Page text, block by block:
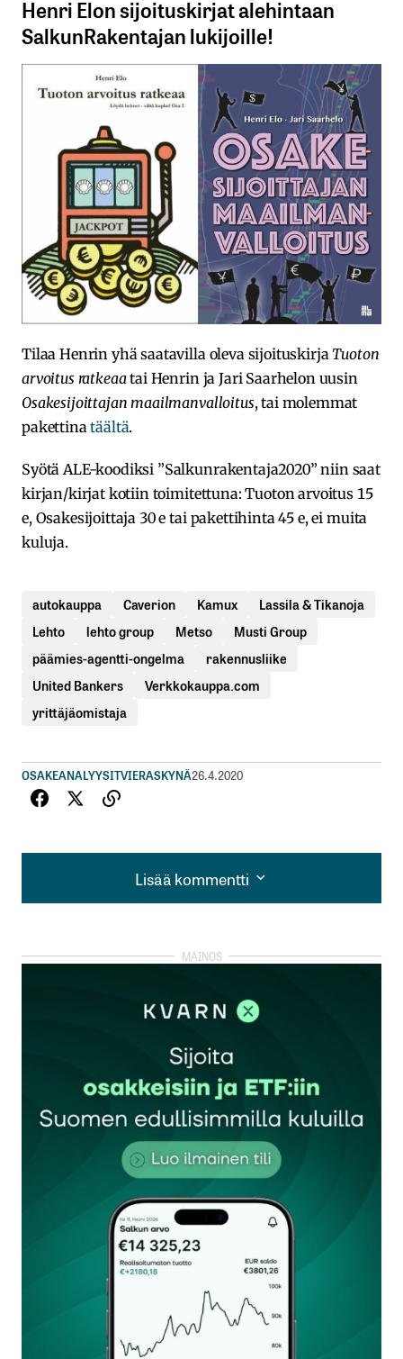
Henri Elon sijoituskirjat alehintaan
SalkunRakentajan lukijoille!
Tilaa Henrin yhä saatavilla oleva sijoituskirja Tuoton
arvoitus ratkeaatai Henrin ja Jari Saarhelon uusin
Osakesijoittajan maailmanvalloitus, tai molemmat
pakettinatäältä.
Syötä ALE-koodiksi ”Salkunrakentaja2020” niin saat
kirjan/kirjat kotiin toimitettuna: Tuoton arvoitus 15
e, Osakesijoittaja 30 e tai pakettihinta 45 e, ei muita
kuluja.
autokauppa Caverion Kamux
Lassila & Tikanoja
Lehto
lehto group Metso
Musti Group
päämies-agentti-ongelma
rakennusliike
United Bankers
Verkkokauppa.com
yrittäjäomistaja
OSAKEANALYYSITVIERASKYNÄ26.4.2020
Lisää kommentti
Lisää kommentti
kirjautua
rekisteröityä
Sähköpostiosoitettasi ei julkaista.Pakolliset
kentät on merkitty*
Kommentti*
Nimesi tai nimimerkkisi